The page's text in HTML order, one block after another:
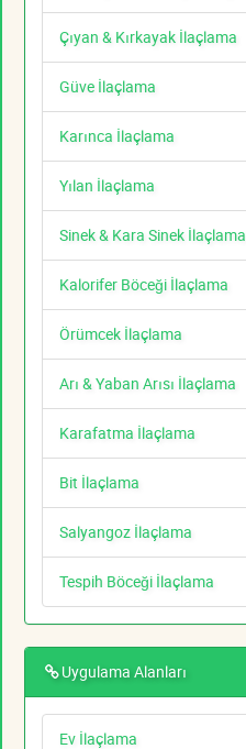
Çıyan & Kırkayak İlaçlama
Güve İlaçlama
Karınca İlaçlama
Yılan İlaçlama
Sinek & Kara Sinek İlaçlama
Kalorifer Böceği İlaçlama
Örümcek İlaçlama
Arı & Yaban Arısı İlaçlama
Karafatma İlaçlama
Bit İlaçlama
Salyangoz İlaçlama
Tespih Böceği İlaçlama
Uygulama Alanları
Ev İlaçlama